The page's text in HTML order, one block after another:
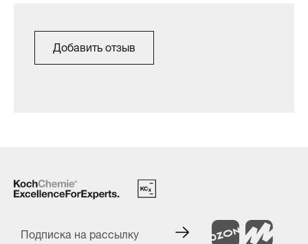
Добавить отзыв
Подписка на рассылку